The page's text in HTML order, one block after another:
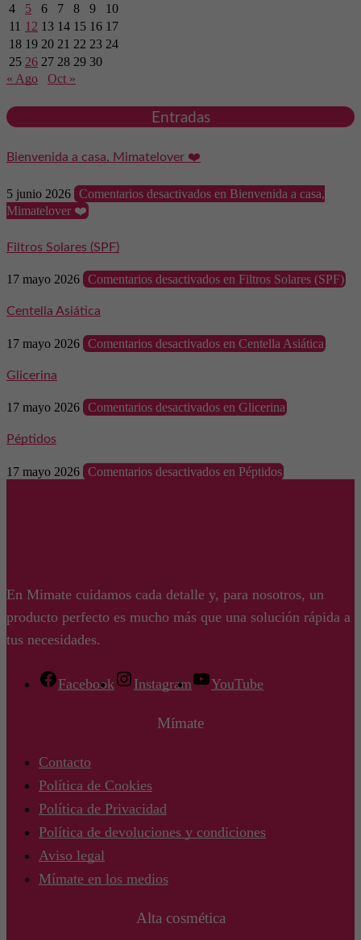
4
5 6 7 8 9
10
11 12 13 14 15 16 17
18 19 20 21 22 23 24
25 26 27 28 29 30
« Ago
Oct »
Entradas
Bienvenida a casa, Mimatelover ❤️
5 junio 2026 Comentarios desactivados en Bienvenida a casa,
Mimatelover ❤️
Filtros Solares (SPF)
17 mayo 2026 Comentarios desactivados en Filtros Solares (SPF)
Centella Asiática
17 mayo 2026 Comentarios desactivados en Centella Asiática
Glicerina
17 mayo 2026 Comentarios desactivados en Glicerina
Péptidos
17 mayo 2026 Comentarios desactivados en Péptidos
En Mimate cuidamos cada detalle y, para nosotros, un
producto perfecto es mucho más que una solución rápida a
tus necesidades.
Facebook Instagram YouTube
Mímate
Contacto
Política de Cookies
Política de Privacidad
Política de devoluciones y condiciones
Aviso legal
Mímate en los medios
Alta cosmética